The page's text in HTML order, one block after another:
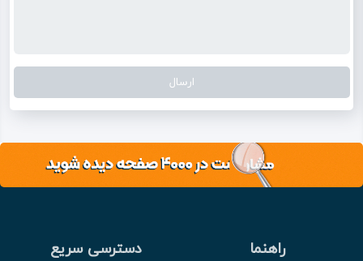
راهنما دسترسی سریع